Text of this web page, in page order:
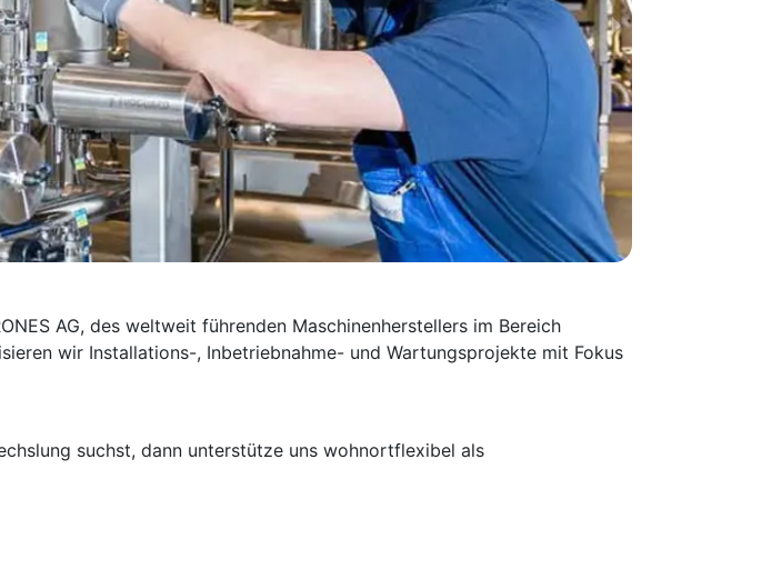
AG, des weltweit führenden Maschinen­herstellers im Bereich
wir Installations-, Inbetrieb­nahme- und Wartungs­projekte mit Fokus
suchst, dann unterstütze uns wohnortflexibel als